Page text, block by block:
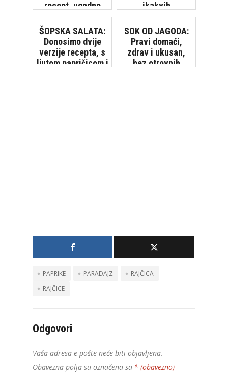
recept, ugodno
ikakvih
jednostavan za
pripremu
ŠOPSKA SALATA:
Donosimo dvije
verzije recepta, s
ljutom papričicom i
SOK OD JAGODA:
Pravi domaći,
zdrav i ukusan,
bez otrovnih
PAPRIKE PARADAJZ
RAJČICA
RAJČICE
Odgovori
Vaša adresa e-pošte neće biti objavljena.
Obavezna polja su označena sa * (obavezno)